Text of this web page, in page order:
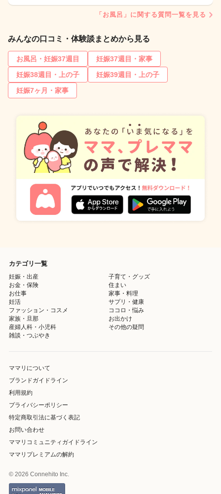
「お風呂」に関する質問一覧を見る
みんなの口コミ・体験談まとめから見る
お風呂・妊娠37週目
妊娠37週目・家事
妊娠38週目・上の子
妊娠39週目・上の子
妊娠7ヶ月・家事
カテゴリ一覧
妊娠・出産
子育て・グッズ
お金・保険
住まい
お仕事
家事・料理
妊活
サプリ・健康
ファッション・コスメ
ココロ・悩み
家族・旦那
お出かけ
産婦人科・小児科
その他の疑問
雑談・つぶやき
ママリについて
ブランドガイドライン
利用規約
プライバシーポリシー
特定商取引法に基づく表記
お問い合わせ
ママリコミュニティガイドライン
ママリプレミアムの解約
© 2026 Connehito Inc.